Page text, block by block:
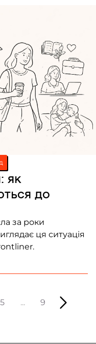
як
до
за роки
ця ситуація
5 ... 9